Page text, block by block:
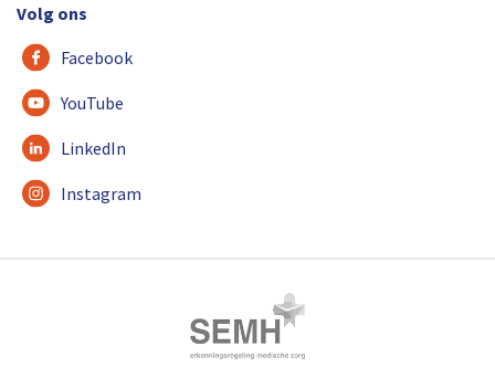
Volg ons
Facebook
YouTube
LinkedIn
Instagram